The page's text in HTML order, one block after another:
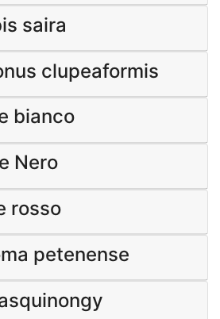
saira
clupeaformis
bianco
Nero
rosso
petenense